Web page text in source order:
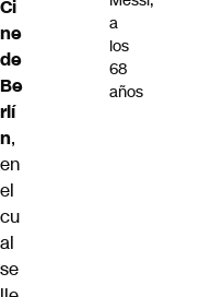
Ci
ne
de
Be
rlí
n,
en
el
cu
al
se
a
los
68
años